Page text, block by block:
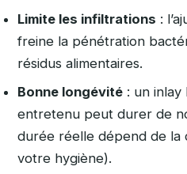
Limite les infiltrations :
freine la pénétration
résidus alimentaires.
Bonne longévité : un
entretenu peut durer de
durée réelle dépend de la
votre hygiène).